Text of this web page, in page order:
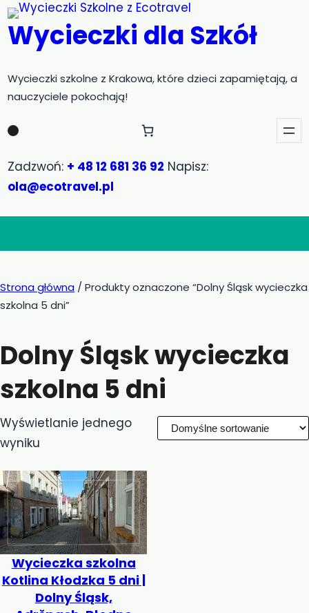
Przejdź
do
treści
Wycieczki dla Szkół
Wycieczki szkolne z Krakowa, które dzieci zapamiętają, a
nauczyciele pokochają!
Zadzwoń: + 48 12 681 36 92 Napisz:
ola@ecotravel.pl
Strona główna / Produkty oznaczone “Dolny Śląsk wycieczka
szkolna 5 dni”
Dolny Śląsk wycieczka
szkolna 5 dni
Wyświetlanie jednego
wyniku
Wycieczka szkolna
Kotlina Kłodzka 5 dni |
Dolny Śląsk,